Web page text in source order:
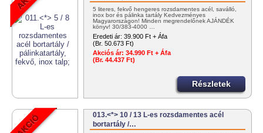
5 literes, fekvő hengeres rozsdamentes acél, saválló,
inox bor és pálinka tartály Kedvezményes
Magyarországon! Minden megrendelőnek AJÁNDÉK
könyv! 30/383-4000 …
Eredeti ár: 39.900 Ft + Áfa
(Br. 50.673 Ft)
Akciós ár: 34.990 Ft + Áfa
(Br. 44.437 Ft)
Részletek
013.<*> 10 / 13 L-es rozsdamentes acél
bortartály /…